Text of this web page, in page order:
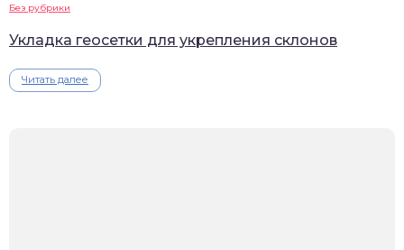
Без рубрики
Укладка геосетки для укрепления склонов
Читать далее